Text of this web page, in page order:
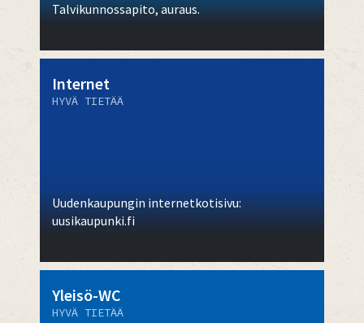
Talvikunnossapito, auraus.
Internet
HYVÄ TIETÄÄ
Uudenkaupungin internetkotisivu:
uusikaupunki.fi
Yleisö-WC
HYVÄ TIETÄÄ